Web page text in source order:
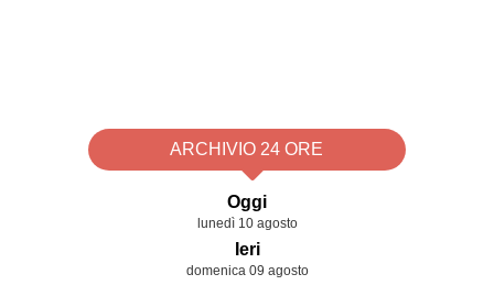
ARCHIVIO 24 ORE
Oggi
lunedì 10 agosto
Ieri
domenica 09 agosto